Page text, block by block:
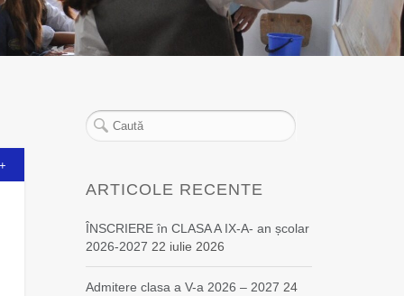
ARTICOLE RECENTE
ÎNSCRIERE în CLASA A IX-A- an școlar
2026-2027 22 iulie 2026
Admitere clasa a V-a 2026 – 2027 24